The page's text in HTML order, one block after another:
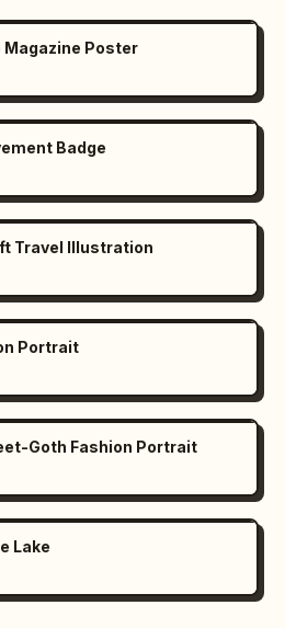
Magazine Poster
Badge
Travel Illustration
Portrait
Goth Fashion Portrait
Lake